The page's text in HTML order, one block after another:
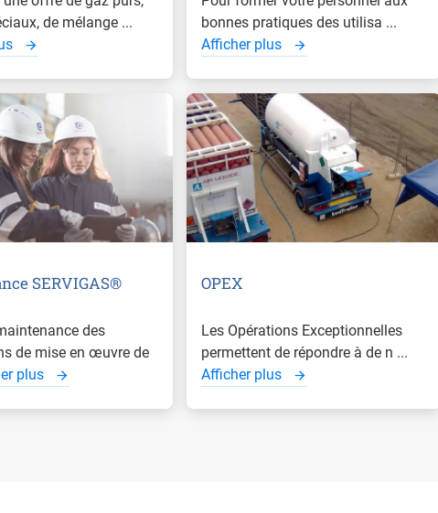
de mélange ...
bonnes pratiques des utilisa ...
Afficher plus
SERVIGAS®
des
de mise en œuvre de
plus
OPEX
Les Opérations Exceptionnelles
permettent de répondre à de n ...
Afficher plus